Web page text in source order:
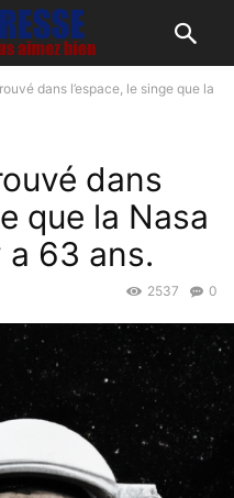
dans l’espace, le singe que la
dans
que la Nasa
a 63 ans.
0
2537